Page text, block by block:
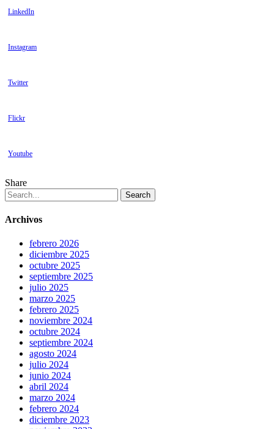
LinkedIn
Instagram
Twitter
Flickr
Youtube
Share
Search
Archivos
febrero 2026
diciembre 2025
octubre 2025
septiembre 2025
julio 2025
marzo 2025
febrero 2025
noviembre 2024
octubre 2024
septiembre 2024
agosto 2024
julio 2024
junio 2024
abril 2024
marzo 2024
febrero 2024
diciembre 2023